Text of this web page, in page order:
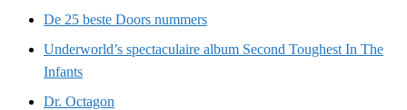
De 25 beste Doors nummers
Underworld’s spectaculaire album Second Toughest In The
Infants
Dr. Octagon